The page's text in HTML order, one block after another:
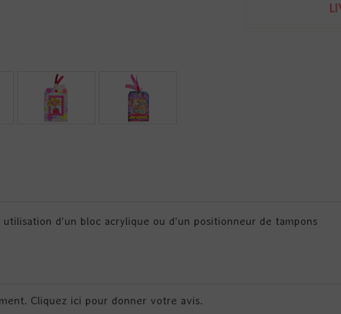
d'un bloc acrylique ou d'un positionneur de tampons
Cliquez ici pour donner votre avis.